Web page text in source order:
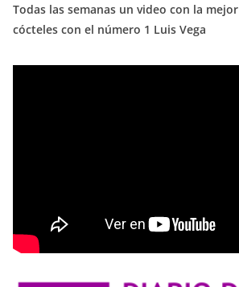
Todas las semanas un video con la
cócteles con el número 1 Luis Vega